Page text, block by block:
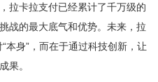
拉卡拉支付已经累计了千万级的
战的最大底气和优势。未来，拉
本身”，而在于通过科技创新，让
果。